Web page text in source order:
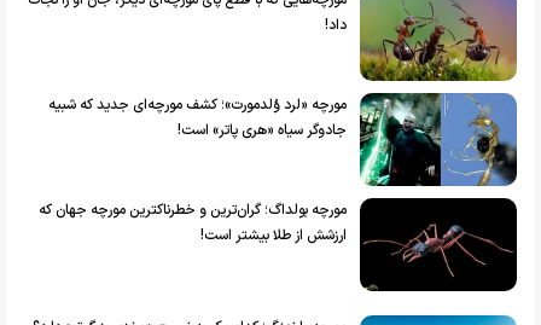
داد!
مورچه «لرد وُلدمورت»؛ کشف مورچه‌ای جدید که شبیه
جادوگر سیاه «هری پاتر» است!
مورچه بولداگ؛ گران‌ترین و خطرناکترین مورچه جهان که
ارزشش از طلا بیشتر است!